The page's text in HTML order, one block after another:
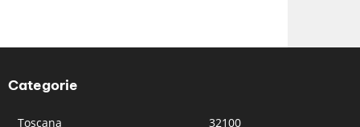
Categorie
Toscana
32100